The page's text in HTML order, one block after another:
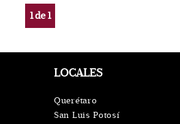
1de1
LOCALES
Querétaro
San Luis Potosí